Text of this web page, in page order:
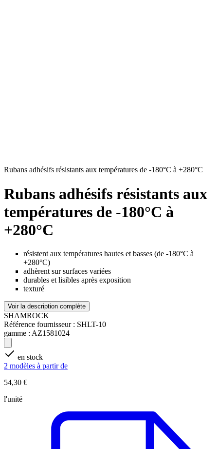
Rubans adhésifs résistants aux températures de -180°C à +280°C
Rubans adhésifs résistants aux
températures de -180°C à
+280°C
résistent aux températures hautes et basses (de -180°C à
+280°C)
adhèrent sur surfaces variées
durables et lisibles après exposition
texturé
Voir la description complète
SHAMROCK
Référence fournisseur : SHLT-10
gamme : AZ1581024
en stock
2 modèles à partir de
54,30 €
l'unité